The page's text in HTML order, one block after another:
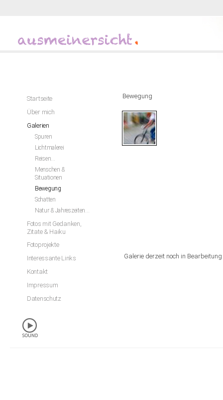
Startseite
Über mich
Galerien
Spuren
Lichtmalerei
Reisen…
Menschen &
Situationen
Bewegung
Schatten
Natur & Jahreszeiten…
Fotos mit Gedanken,
Zitate & Haiku
Fotoprojekte
Interessante Links
Kontakt
Impressum
Datenschutz
Bewegung
Galerie derzeit noch in Bearbeitung